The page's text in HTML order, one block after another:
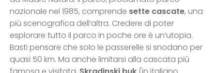
nazionale nel 1985, comprende sette cascate, una
più scenografica dell’altra. Credere di poter
esplorare tutto il parco in poche ore è un’utopia.
Basti pensare che solo le passerelle si snodano per
quasi 50 km. Ma anche limitarsi alla cascata più